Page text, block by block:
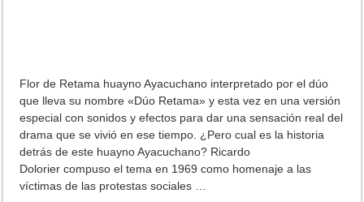
Flor de Retama huayno Ayacuchano interpretado por el dúo
que lleva su nombre «Dúo Retama» y esta vez en una versión
especial con sonidos y efectos para dar una sensación real del
drama que se vivió en ese tiempo. ¿Pero cual es la historia
detrás de este huayno Ayacuchano? Ricardo
Dolorier compuso el tema en 1969 como homenaje a las
víctimas de las protestas sociales …